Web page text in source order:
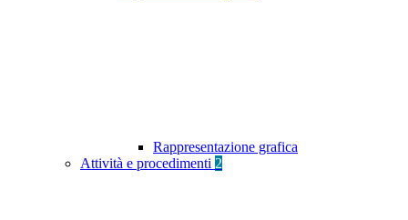
Rappresentazione grafica
Attività e procedimenti 2